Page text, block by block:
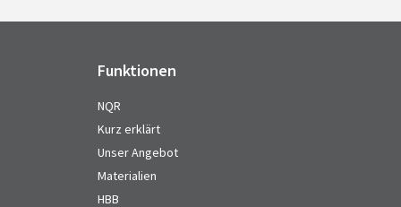
Funktionen
NQR
Kurz erklärt
Unser Angebot
Materialien
HBB